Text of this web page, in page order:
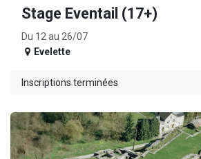
Stage Eventail (17+)
Du 12 au 26/07
Evelette
Inscriptions terminées